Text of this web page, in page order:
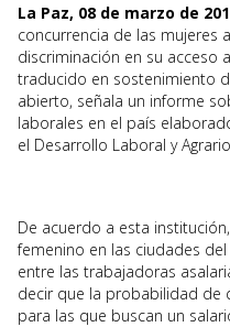
La Paz, 08 de marzo de
concurrencia de las mujeres
discriminación en su acceso
traducido en sostenimiento
abierto, señala un informe
laborales en el país
el Desarrollo Laboral y Agrario
De acuerdo a esta
femenino en las ciudades
entre las trabajadoras
decir que la probabilidad de
para las que buscan un